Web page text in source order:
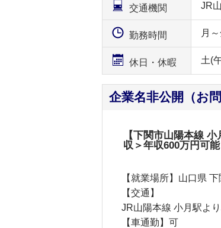
交通機関 JR
勤務時間 月
休日・休暇 土(
企業名非公開（お
【下関市山陽本線
収＞年収600万円可能
【就業場所】山口県
【交通】
JR山陽本線 小月駅よ
【車通勤】可